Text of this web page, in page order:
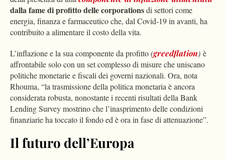
dalla fame di profitto delle corporationsdi settori come
energia, finanza e farmaceutico che, dal Covid-19 in avanti, ha
contribuito a alimentare il costo della vita.
L’inflazione e la sua componente da profitto(greedflation) è
affrontabile solo con un set complesso di misure che uniscano
politiche monetarie e fiscali dei governi nazionali. Ora, nota
Rhouma, “la trasmissione della politica monetaria è ancora
considerata robusta, nonostante i recenti risultati della Bank
Lending Survey mostrino che l’inasprimento delle condizioni
finanziarie ha toccato il fondo ed è ora in fase di attenuazione”.
Il futuro dell’Europa